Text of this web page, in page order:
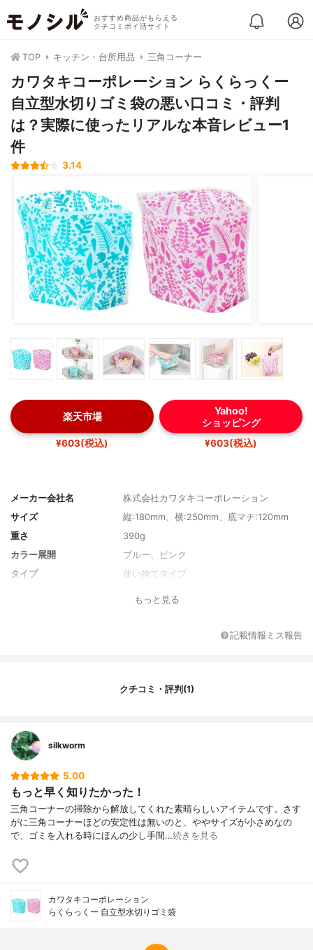
おすすめ商品がもらえる
クチコミポイ活サイト
TOP キッチン・台所用品 三角コーナー
カワタキコーポレーション らくらっくー
自立型水切りゴミ袋の悪い口コミ・評判
は？実際に使ったリアルな本音レビュー1
件
3.14
楽天市場
¥603(税込)
Yahoo!
ショッピング
¥603(税込)
メーカー会社名
株式会社カワタキコーポレーション
サイズ
縦:180mm、横:250mm、底マチ:120mm
重さ
390g
カラー展開
ブルー、ピンク
タイプ
使い捨てタイプ
もっと見る
記載情報ミス報告
クチコミ・評判(1)
silkworm
5.00
もっと早く知りたかった！
三角コーナーの掃除から解放してくれた素晴らしいアイテムです。さす
がに三角コーナーほどの安定性は無いのと、ややサイズが小さめなの
で、ゴミを入れる時にほんの少し手間…続きを見る
カワタキコーポレーション
らくらっくー 自立型水切りゴミ袋